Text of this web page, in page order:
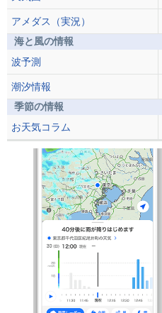
アメダス（実況）
海と風の情報
波予測
潮汐情報
季節の情報
お天気コラム